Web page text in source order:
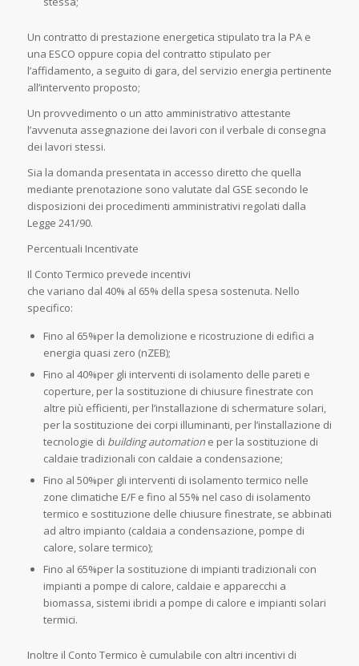
Un contratto di prestazione energetica stipulato tra la PA e
una ESCO oppure copia del contratto stipulato per
l’affidamento, a seguito di gara, del servizio energia pertinente
all’intervento proposto;
Un provvedimento o un atto amministrativo attestante
l’avvenuta assegnazione dei lavori con il verbale di consegna
dei lavori stessi.
Sia la domanda presentata in accesso diretto che quella
mediante prenotazione sono valutate dal GSE secondo le
disposizioni dei procedimenti amministrativi regolati dalla
Legge 241/90.
Percentuali Incentivate
Il Conto Termico prevede incentivi
che variano dal 40% al 65% della spesa sostenuta. Nello
specifico:
Fino al 65%per la demolizione e ricostruzione di edifici a
energia quasi zero (nZEB);
Fino al 40%per gli interventi di isolamento delle pareti e
coperture, per la sostituzione di chiusure finestrate con
altre più efficienti, per l’installazione di schermature solari,
per la sostituzione dei corpi illuminanti, per l’installazione di
tecnologie di building automatione per la sostituzione di
caldaie tradizionali con caldaie a condensazione;
Fino al 50%per gli interventi di isolamento termico nelle
zone climatiche E/F e fino al 55% nel caso di isolamento
termico e sostituzione delle chiusure finestrate, se abbinati
ad altro impianto (caldaia a condensazione, pompe di
calore, solare termico);
Fino al 65%per la sostituzione di impianti tradizionali con
impianti a pompe di calore, caldaie e apparecchi a
biomassa, sistemi ibridi a pompe di calore e impianti solari
termici.
Inoltre il Conto Termico è cumulabile con altri incentivi di